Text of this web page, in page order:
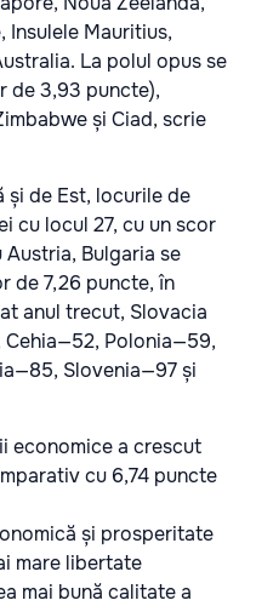
Insulele Mauritius,
La polul opus se
de 3,93 puncte),
și Ciad, scrie
și de Est, locurile de
cu locul 27, cu un scor
Bulgaria se
de 7,26 puncte, în
anul trecut, Slovacia
Cehia—52, Polonia—59,
Slovenia—97 și
economice a crescut
cu 6,74 puncte
și prosperitate
mare libertate
mai bună calitate a